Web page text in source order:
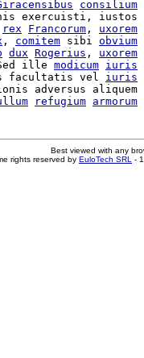
consilium
exercuisti, iustos
rex Francorum , uxorem
, comitem sibi obvium
dux Rogerius , uxorem
ille
modicum iuris
facultatis vel
iuris
adversus aliquem
refugium armorum
Best viewed with any
rights reserved by EuloTech SRL -